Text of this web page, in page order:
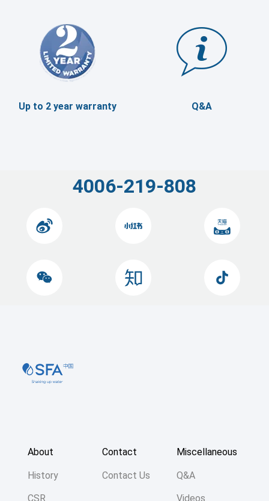
Up to 2 year warranty Q&A
4006-219-808
About
History
CSR
Contact
Contact Us
Miscellaneous
Q&A
Videos